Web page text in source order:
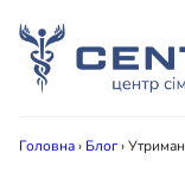
Головна› Блог›